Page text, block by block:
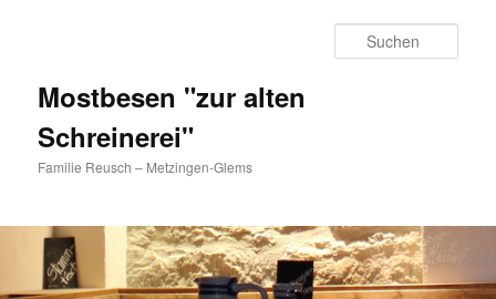
Mostbesen "zur alten
Schreinerei"
Familie Reusch – Metzingen-Glems